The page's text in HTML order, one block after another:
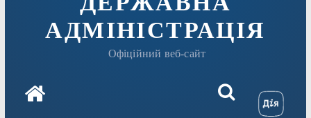
АДМІНІСТРАЦІЯ
Офіційний веб-сайт